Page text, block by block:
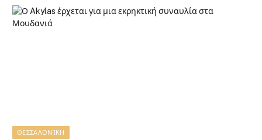
ΘΕΣΣΑΛΟΝΊΚΗ